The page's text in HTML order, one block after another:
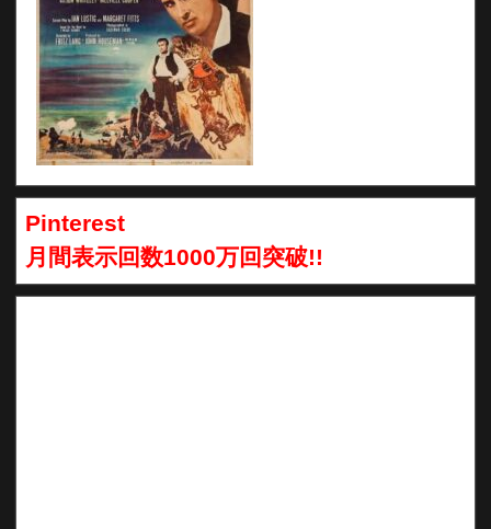
Pinterest
月間表示回数1000万回突破!!